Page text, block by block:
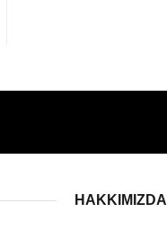
HAKKIMIZDA